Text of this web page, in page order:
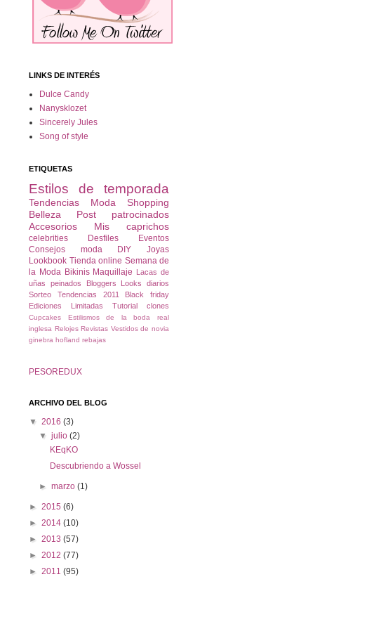
LINKS DE INTERÉS
Dulce Candy
Nanysklozet
Sincerely Jules
Song of style
ETIQUETAS
Estilos de temporada
Tendencias Moda
Shopping
Belleza
Post patrocinados
Accesorios
Mis caprichos
celebrities Desfiles
Eventos
Consejos moda
DIY
Joyas
Lookbook Tienda online Semana de
la Moda Bikinis Maquillaje
Lacas de
uñas
peinados Bloggers
Looks diarios
Sorteo
Tendencias 2011
Black friday
Ediciones Limitadas
Tutorial clones
Cupcakes
Estilismos de la boda real
inglesa Relojes Revistas Vestidos de novia
ginebra hofland rebajas
PESOREDUX
ARCHIVO DEL BLOG
▼ 2016 (3)
▼julio(2)
KEqKO
Descubriendo a Wossel
►marzo(1)
► 2015 (6)
► 2014 (10)
► 2013 (57)
► 2012 (77)
► 2011 (95)